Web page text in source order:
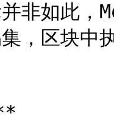
非如此，
，区块